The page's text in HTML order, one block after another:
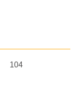
104